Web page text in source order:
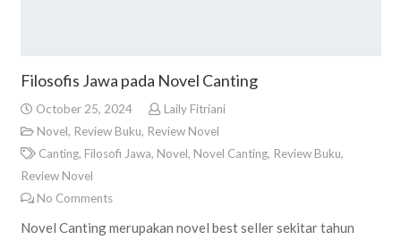
Filosofis Jawa pada Novel Canting
October 25, 2024
Laily Fitriani
Novel, Review Buku, Review Novel
Canting, Filosofi Jawa, Novel, Novel Canting, Review Buku,
Review Novel
No Comments
Novel Canting merupakan novel best seller sekitar tahun